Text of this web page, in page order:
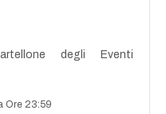
degli Eventi
Ore 23:59